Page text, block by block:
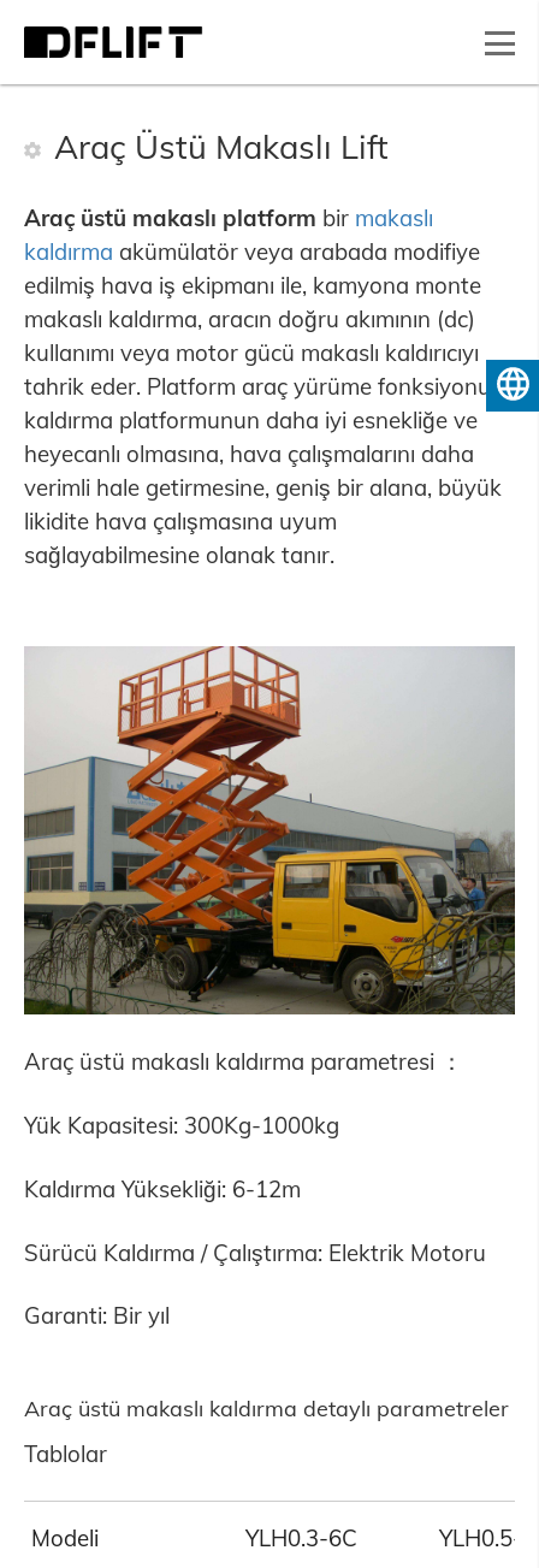
Araç Üstü Makaslı Lift
Araç üstü makaslı platform bir makaslı
kaldırma akümülatör veya arabada modifiye
edilmiş hava iş ekipmanı ile, kamyona monte
makaslı kaldırma, aracın doğru akımının (dc)
kullanımı veya motor gücü makaslı kaldırıcıyı
tahrik eder. Platform araç yürüme fonksiyonu,
kaldırma platformunun daha iyi esnekliğe ve
heyecanlı olmasına, hava çalışmalarını daha
verimli hale getirmesine, geniş bir alana, büyük
likidite hava çalışmasına uyum
sağlayabilmesine olanak tanır.
Araç üstü makaslı kaldırma parametresi ：
Yük Kapasitesi: 300Kg-1000kg
Kaldırma Yüksekliği: 6-12m
Sürücü Kaldırma / Çalıştırma: Elektrik Motoru
Garanti: Bir yıl
Araç üstü makaslı kaldırma detaylı parametreler
Tablolar
Modeli YLH0.3-6C YLH0.5-
Türkçe